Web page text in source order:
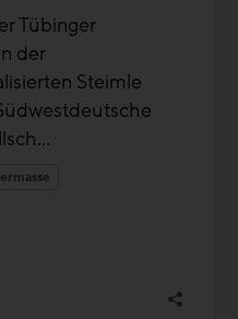
Tübinger
der
Steimle